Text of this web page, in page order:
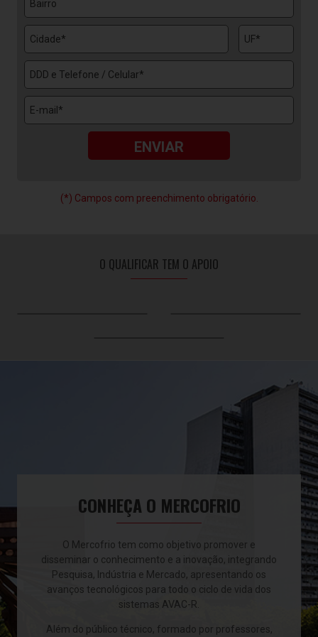
(*) Campos com preenchimento obrigatório.
O QUALIFICAR TEM O APOIO
CONHEÇA O MERCOFRIO
O Mercofrio tem como objetivo promover e
disseminar o conhecimento e a inovação, integrando
Pesquisa, Indústria e Mercado, apresentando os
avanços tecnológicos para todo o ciclo de vida dos
sistemas AVAC-R.
Além do público técnico, formado por professores,